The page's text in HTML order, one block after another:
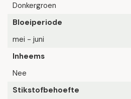
Donkergroen
Bloeiperiode
mei - juni
Inheems
Nee
Stikstofbehoefte